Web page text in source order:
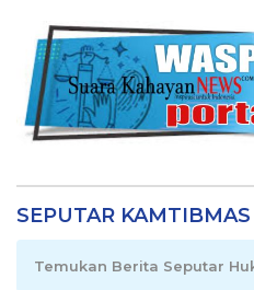
SEPUTAR
Temukan Berita Seputar